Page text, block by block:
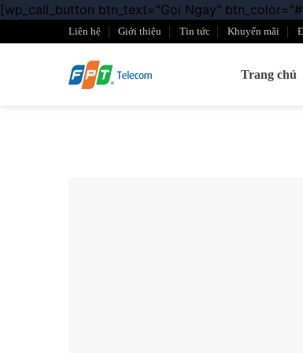
[wp_call_button btn_text="Gọi Ngay"
Liên hệ Giới thiệu Tin tức Khuyến mãi
Trang chủ